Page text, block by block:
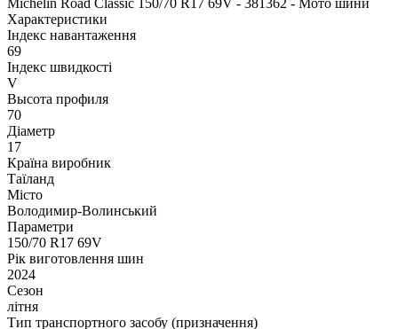
Характеристики
Індекс навантаження
69
Індекс швидкості
V
Высота профиля
70
Діаметр
17
Країна виробник
Таїланд
Місто
Володимир-Волинський
Параметри
150/70 R17 69V
Рік виготовлення шин
2024
Сезон
літня
Тип транспортного засобу (призначення)